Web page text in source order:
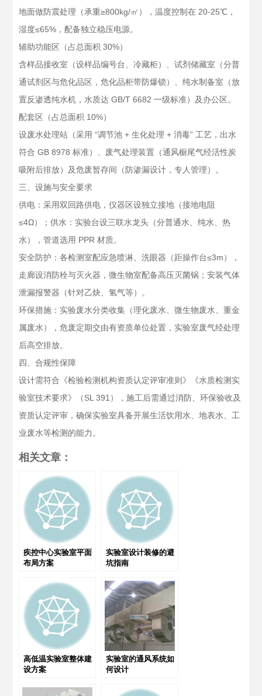
地面做防震处理（承重≥800kg/㎡），温度控制在 20-25℃，
湿度≤65%，配备独立稳压电源。
辅助功能区（占总面积 30%）
含样品接收室（设样品编号台、冷藏柜）、试剂储藏室（分普
通试剂区与危化品区，危化品柜带防爆锁）、纯水制备室（放
置反渗透纯水机，水质达 GB/T 6682 一级标准）及办公区。
配套区（占总面积 10%）
设废水处理站（采用 “调节池 + 生化处理 + 消毒” 工艺，出水
符合 GB 8978 标准）、废气处理装置（通风橱尾气经活性炭
吸附后排放）及危废暂存间（防渗漏设计，专人管理）。
三、设施与安全要求
供电：采用双回路供电，仪器区设独立接地（接地电阻
≤4Ω）；供水：实验台设三联水龙头（分普通水、纯水、热
水），管道选用 PPR 材质。
安全防护：各检测室配应急喷淋、洗眼器（距操作台≤3m），
走廊设消防栓与灭火器，微生物室配备高压灭菌锅；安装气体
泄漏报警器（针对乙炔、氢气等）。
环保措施：实验废水分类收集（理化废水、微生物废水、重金
属废水），危废定期交由有资质单位处置，实验室废气经处理
后高空排放。
四、合规性保障
设计需符合《检验检测机构资质认定评审准则》《水质检测实
验室技术要求》（SL 391），施工后需通过消防、环保验收及
资质认定评审，确保实验室具备开展生活饮用水、地表水、工
业废水等检测的能力。
相关文章：
疾控中心实验室平面
布局方案
实验室设计装修的避
坑指南
高低温实验室整体建
设方案
实验室的通风系统如
何设计